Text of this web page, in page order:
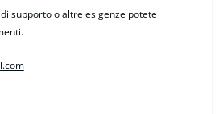
supporto o altre esigenze potete